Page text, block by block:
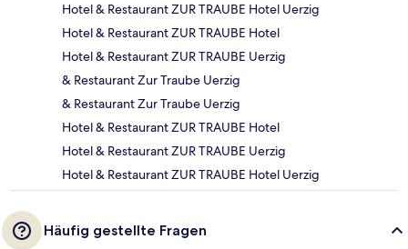
Hotel & Restaurant ZUR TRAUBE Hotel Uerzig
Hotel & Restaurant ZUR TRAUBE Hotel
Hotel & Restaurant ZUR TRAUBE Uerzig
& Restaurant Zur Traube Uerzig
& Restaurant Zur Traube Uerzig
Hotel & Restaurant ZUR TRAUBE Hotel
Hotel & Restaurant ZUR TRAUBE Uerzig
Hotel & Restaurant ZUR TRAUBE Hotel Uerzig
Häufig gestellte Fragen